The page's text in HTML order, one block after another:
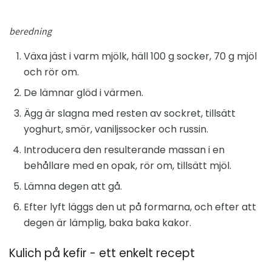
beredning
Växa jäst i varm mjölk, häll 100 g socker, 70 g mjöl
och rör om.
De lämnar glöd i värmen.
Ägg är slagna med resten av sockret, tillsätt
yoghurt, smör, vaniljssocker och russin.
Introducera den resulterande massan i en
behållare med en opak, rör om, tillsätt mjöl.
Lämna degen att gå.
Efter lyft läggs den ut på formarna, och efter att
degen är lämplig, baka baka kakor.
Kulich på kefir - ett enkelt recept